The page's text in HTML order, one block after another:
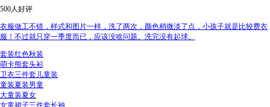
500人好评
衣服做工不错，样式和图片一样，洗了两次，颜色稍微淡了点，小孩子就是比较费衣
服！不过就只穿一季度而已，应该没啥问题。洗完没有起球。
套装红色秋装
萌卡熊套头衫
卫衣三件套儿童装
童装夏装男童
大童装夏女
女童裙子三件套长袖